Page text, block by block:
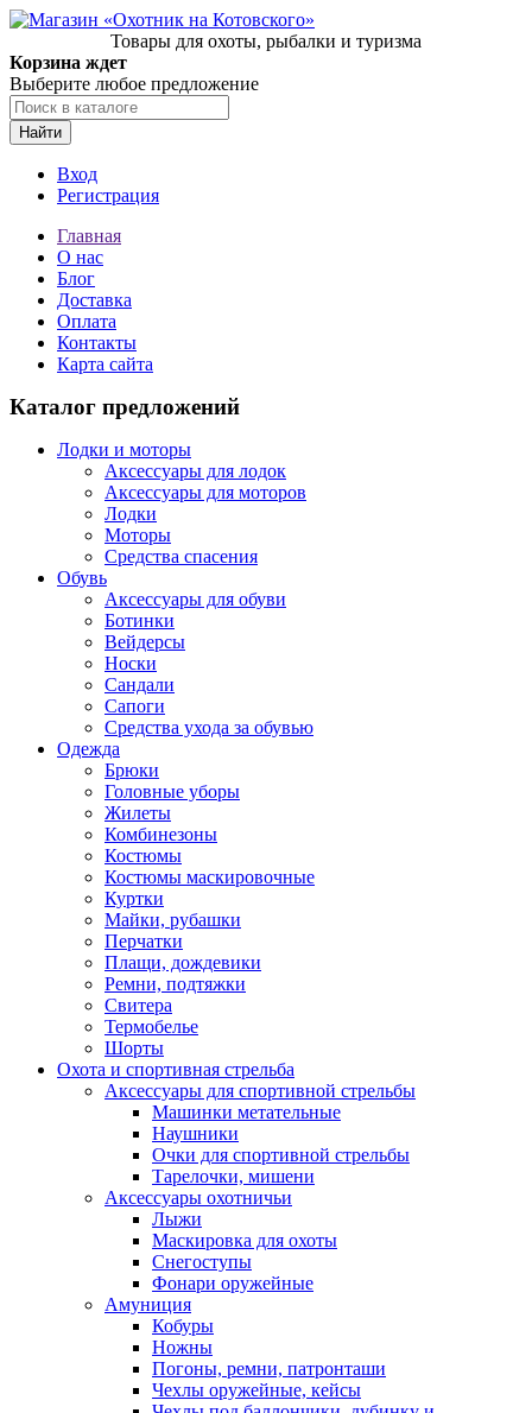
Товары для охоты, рыбалки и туризма
Корзина ждет
Выберите любое предложение
Найти
Вход
Регистрация
Главная
О нас
Блог
Доставка
Оплата
Контакты
Карта сайта
Каталог предложений
Лодки и моторы
Аксессуары для лодок
Аксессуары для моторов
Лодки
Моторы
Средства спасения
Обувь
Аксессуары для обуви
Ботинки
Вейдерсы
Носки
Сандали
Сапоги
Средства ухода за обувью
Одежда
Брюки
Головные уборы
Жилеты
Комбинезоны
Костюмы
Костюмы маскировочные
Куртки
Майки, рубашки
Перчатки
Плащи, дождевики
Ремни, подтяжки
Свитера
Термобелье
Шорты
Охота и спортивная стрельба
Аксессуары для спортивной стрельбы
Машинки метательные
Наушники
Очки для спортивной стрельбы
Тарелочки, мишени
Аксессуары охотничьи
Лыжи
Маскировка для охоты
Снегоступы
Фонари оружейные
Амуниция
Кобуры
Ножны
Погоны, ремни, патронташи
Чехлы оружейные, кейсы